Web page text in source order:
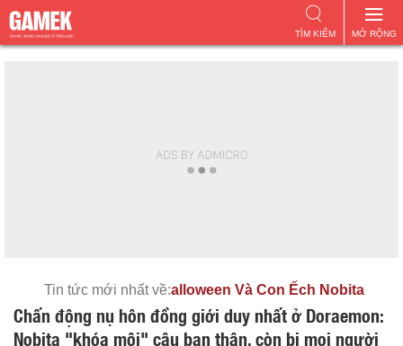
MỞ RỘNG
TÌM KIẾM
Tin tức mới nhất về:alloween Và Con Ếch Nobita
Chấn động nụ hôn đồng giới duy nhất ở Doraemon:
Nobita "khóa môi" cậu bạn thân, còn bị mọi người